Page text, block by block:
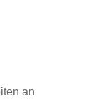
an